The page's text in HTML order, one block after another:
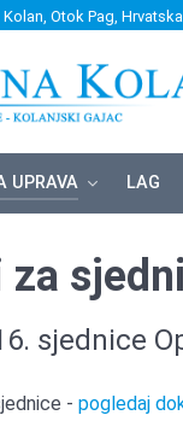
Otok Pag,
UPRAVA LAG
sjednice
-pogledaj